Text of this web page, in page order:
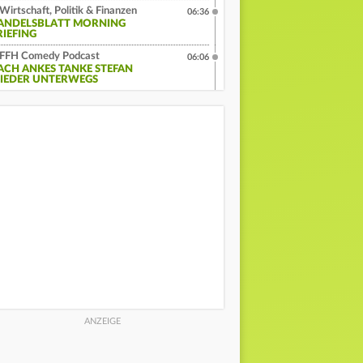
Wirtschaft, Politik & Finanzen
MORNING
06:36
FFH Comedy Podcast
ANKES TANKE STEFAN
UNTERWEGS
06:06